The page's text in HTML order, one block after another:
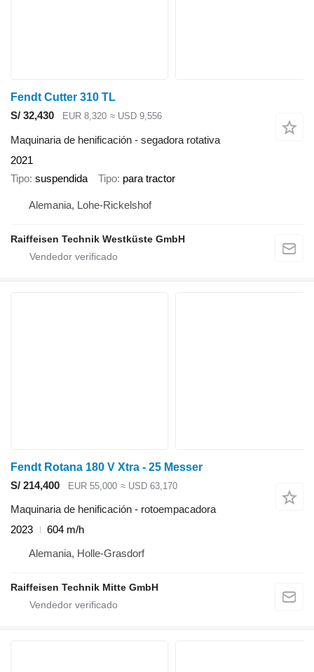
Fendt Cutter 310 TL
S/ 32,430
EUR 8,320 ≈ USD 9,556
Maquinaria de henificación - segadora rotativa
2021
Tipo suspendida Tipo para tractor
Alemania, Lohe-Rickelshof
Raiffeisen Technik Westküste GmbH
Fendt Rotana 180 V Xtra - 25 Messer
S/ 214,400
EUR 55,000 ≈ USD 63,170
Maquinaria de henificación - rotoempacadora
2023
604 m/h
Alemania, Holle-Grasdorf
Raiffeisen Technik Mitte GmbH